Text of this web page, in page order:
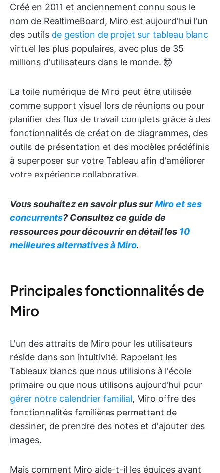
Créé en 2011 et anciennement connu sous le
nom de RealtimeBoard, Miro est aujourd'hui l'un
des outils de gestion de projet sur tableau blanc
virtuel les plus populaires, avec plus de 35
millions d'utilisateurs dans le monde. 🤯
La toile numérique de Miro peut être utilisée
comme support visuel lors de réunions ou pour
planifier des flux de travail complets grâce à des
fonctionnalités de création de diagrammes, des
outils de présentation et des modèles prédéfinis
à superposer sur votre Tableau afin d'améliorer
votre expérience collaborative.
Vous souhaitez en savoir plus surMiro et ses
concurrents? Consultez ce guide de
ressources pour découvrir en détail les 10
meilleures alternatives à Miro.
Principales fonctionnalités de
Miro
L'un des attraits de Miro pour les utilisateurs
réside dans son intuitivité. Rappelant les
Tableaux blancs que nous utilisions à l'école
primaire ou que nous utilisons aujourd'hui pour
gérer notre calendrier familial, Miro offre des
fonctionnalités familières permettant de
dessiner, de prendre des notes et d'ajouter des
images.
Mais comment Miro aide-t-il les équipes ayant